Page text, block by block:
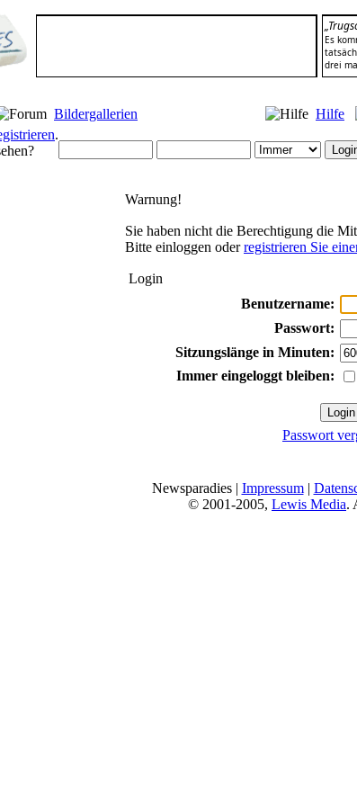
Es
drei
Bildergallerien Hilfe
.
Warnung!
Sie haben nicht die Berechtigung die
Bitte einloggen oderregistrieren Sie
Login
Benutzername:
Passwort:
Sitzungslänge in Minuten:
Immer eingeloggt bleiben:
Passwort
Newsparadies | Impressum|
© 2001-2005, Lewis Media.